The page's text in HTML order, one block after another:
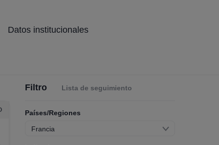
Datos institucionales
Filtro Lista de seguimiento
Países/Regiones
Francia